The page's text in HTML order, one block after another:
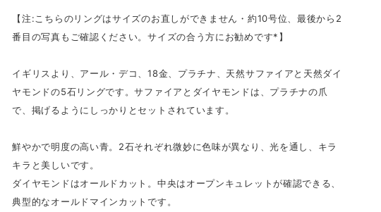
【注:こちらのリングはサイズのお直しができません・約10号位、最後から2
番目の写真もご確認ください。サイズの合う方にお勧めです*】
イギリスより、アール・デコ、18金、プラチナ、天然サファイアと天然ダイ
ヤモンドの5石リングです。サファイアとダイヤモンドは、プラチナの爪
で、掲げるようにしっかりとセットされています。
鮮やかで明度の高い青。2石それぞれ微妙に色味が異なり、光を通し、キラ
キラと美しいです。
ダイヤモンドはオールドカット。中央はオープンキュレットが確認できる、
典型的なオールドマインカットです。